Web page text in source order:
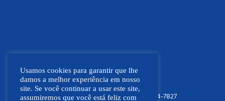
FOCO NEWS MT (66) 9.9664-7827
Usamos cookies para garantir que lhe
damos a melhor experiência em nosso
site. Se você continuar a usar este site,
assumiremos que você está feliz com